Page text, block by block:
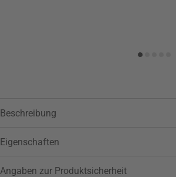
Beschreibung
Eigenschaften
Angaben zur Produktsicherheit